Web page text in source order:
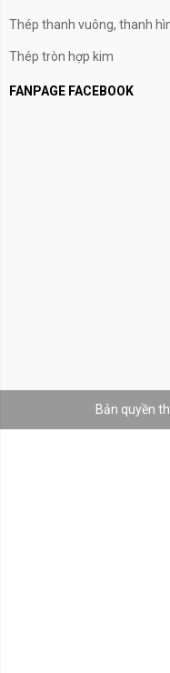
Thép thanh vuông, thanh
Thép tròn hợp kim
FANPAGE FACEBOOK
Bản quyền